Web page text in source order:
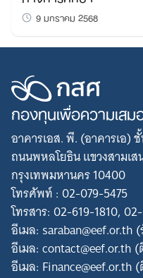
9 มกราคม 2568
กองทุนเพื่อความเส
อาคารเอส. พี. (อาคารเอ)
ถนนพหลโยธิน แขวงสามเ
กรุงเทพมหานคร 10400
โทรศัพท์ : 02-079-5475
โทรสาร: 02-619-1810,
อีเมล: saraban@eef.or.th
อีเมล: contact@eef.or.th
อีเมล: